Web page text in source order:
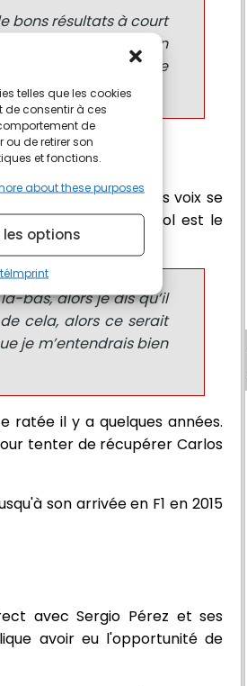
telles que les cookies
de consentir à ces
de
ou de retirer son
et fonctions.
about these purposes
les options
Imprint
bons résultats à court
pas une décision
Au final, j’ai dû suivre
et au Brésil, des voix se
Jr. Le pilote espagnol est le
bas, alors je dis qu’il
cela, alors ce serait
je m’entendrais bien
ratée il y a quelques années.
tenter de récupérer Carlos
son arrivée en F1 en 2015
avec Sergio Pérez et ses
avoir eu l'opportunité de